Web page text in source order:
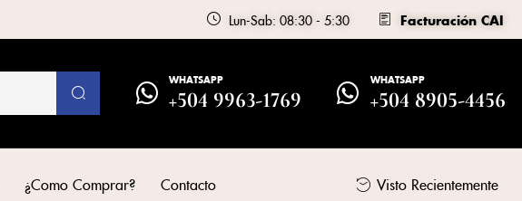
Lun-Sab: 08:30 - 5:30 Facturación CAI
WHATSAPP
+504 9963-1769
WHATSAPP
+504 8905-4456
¿Como Comprar? Contacto Visto Recientemente